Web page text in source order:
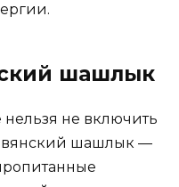
шашлык
не включить
шашлык —